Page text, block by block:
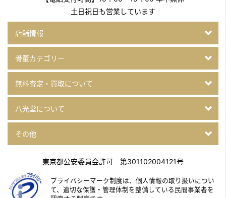
土日祝日も営業しています
店舗情報
骨董カテゴリー
無料査定・買取について
八光堂について
その他
東京都公安委員会許可 第301102004121号
プライバシーマーク制度は、個人情報の取り扱いについ
て、適切な保護・管理体制を整備している民間事業者を